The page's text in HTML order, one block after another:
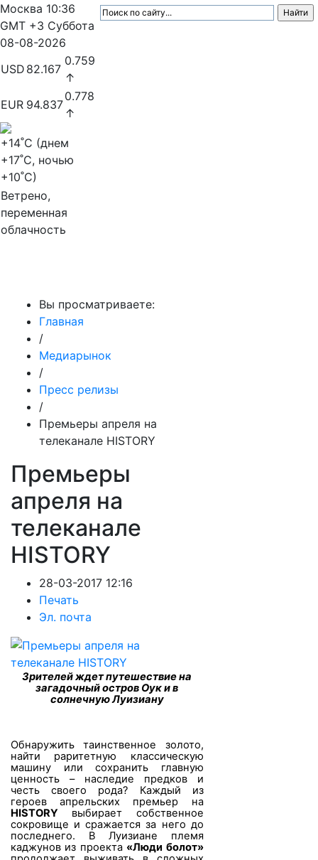
Москва 10:36
GMT +3 Суббота
08-08-2026
USD 82.167
0.759
↑
EUR 94.837
0.778
↑
+14˚C (днем
+17˚C, ночью
+10˚C)
Ветрено,
переменная
облачность
Вы просматриваете:
Главная
/
Медиарынок
/
Пресс релизы
/
Премьеры апреля на
телеканале HISTORY
Премьеры
апреля на
телеканале
HISTORY
28-03-2017 12:16
Печать
Эл. почта
Зрителей ждет путешествие на
загадочный остров Оук и в
солнечную Луизиану
Обнаружить таинственное золото,
найти раритетную классическую
машину или сохранить главную
ценность – наследие предков и
честь своего рода? Каждый из
героев апрельских премьер на
HISTORY выбирает собственное
сокровище и сражается за него до
последнего. В Луизиане племя
каджунов из проекта «Люди болот»